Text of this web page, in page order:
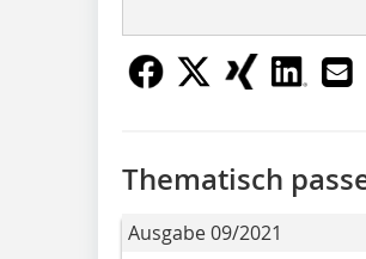
Thematisch
Ausgabe 09/2021